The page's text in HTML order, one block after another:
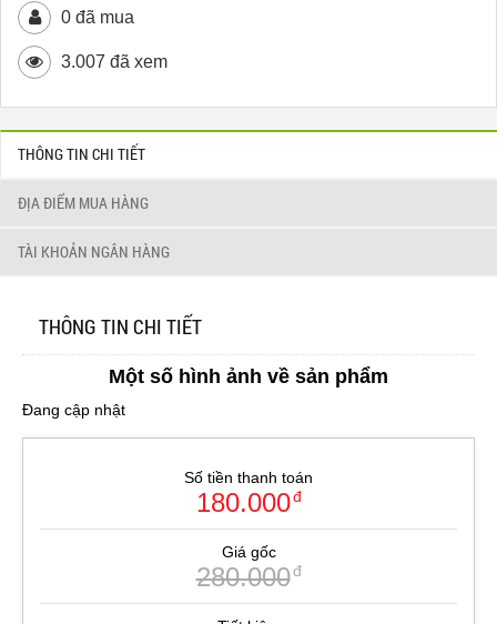
0 đã mua
3.007 đã xem
THÔNG TIN CHI TIẾT
ĐỊA ĐIỂM MUA HÀNG
TÀI KHOẢN NGÂN HÀNG
THÔNG TIN CHI TIẾT
Một số hình ảnh về sản phẩm
Đang cập nhật
Số tiền thanh toán
180.000đ
Giá gốc
280.000đ